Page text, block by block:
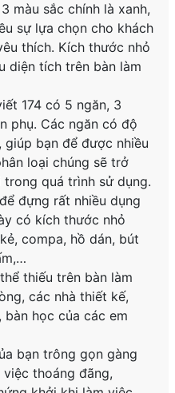
màu sắc chính là xanh,
sự lựa chọn cho khách
thích. Kích thước nhỏ
diện tích trên bàn làm
174 có 5 ngăn, 3
phụ. Các ngăn có độ
giúp bạn để được nhiều
loại chúng sẽ trở
trong quá trình sử dụng.
đựng rất nhiều dụng
có kích thước nhỏ
compa, hồ dán, bút
thiếu trên bàn làm
các nhà thiết kế,
học của các em
bạn trông gọn gàng
thoáng đãng,